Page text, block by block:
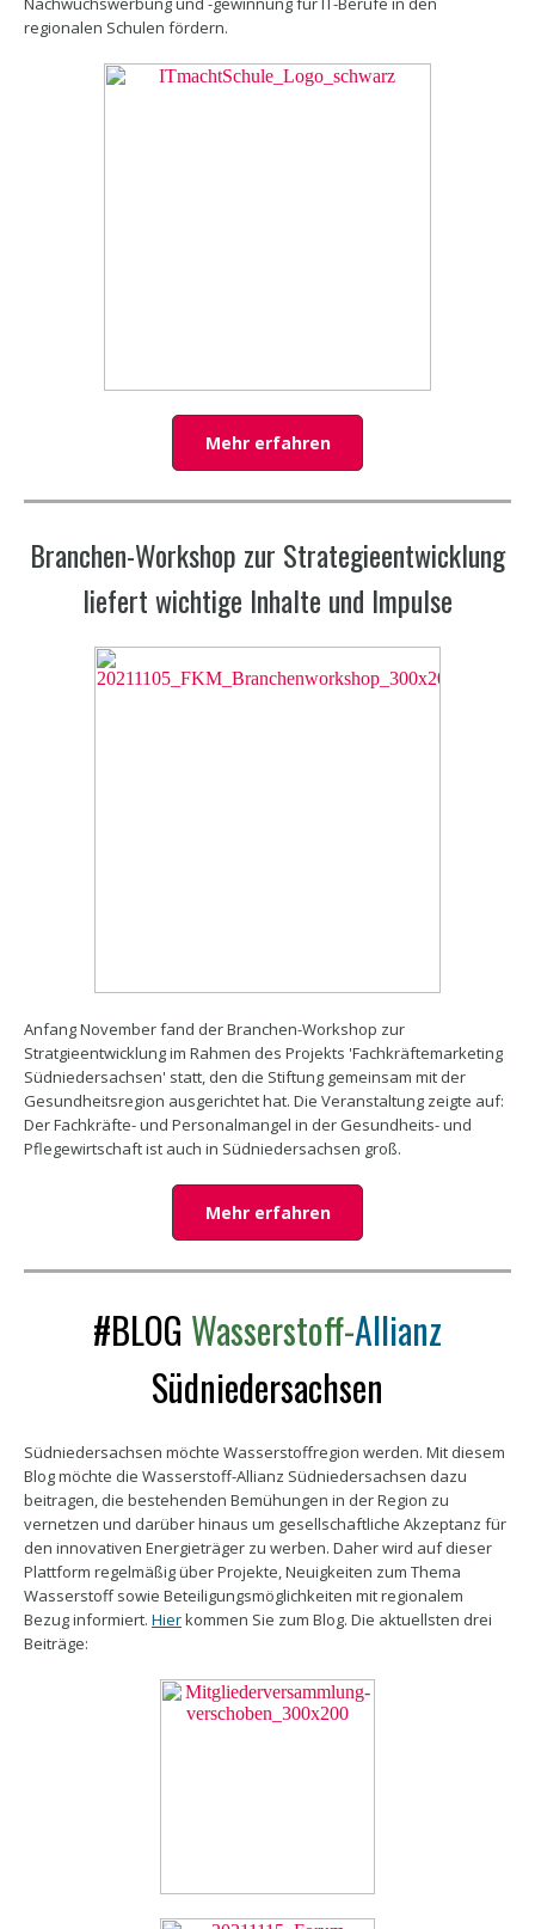
regionalen Schulen fördern.
Mehr erfahren
Branchen-Workshop zur Strategieentwicklung
liefert wichtige Inhalte und Impulse
Anfang November fand der Branchen-Workshop zur
Stratgieentwicklung im Rahmen des Projekts 'Fachkräftemarketing
Südniedersachsen' statt, den die Stiftung gemeinsam mit der
Gesundheitsregion ausgerichtet hat. Die Veranstaltung zeigte auf:
Der Fachkräfte- und Personalmangel in der Gesundheits- und
Pflegewirtschaft ist auch in Südniedersachsen groß.
Mehr erfahren
#BLOG Wasserstoff-Allianz
Südniedersachsen
Südniedersachsen möchte Wasserstoffregion werden. Mit diesem
Blog möchte die Wasserstoff-Allianz Südniedersachsen dazu
beitragen, die bestehenden Bemühungen in der Region zu
vernetzen und darüber hinaus um gesellschaftliche Akzeptanz für
den innovativen Energieträger zu werben. Daher wird auf dieser
Plattform regelmäßig über Projekte, Neuigkeiten zum Thema
Wasserstoff sowie Beteiligungsmöglichkeiten mit regionalem
Bezug informiert. Hierkommen Sie zum Blog. Die aktuellsten drei
Beiträge: